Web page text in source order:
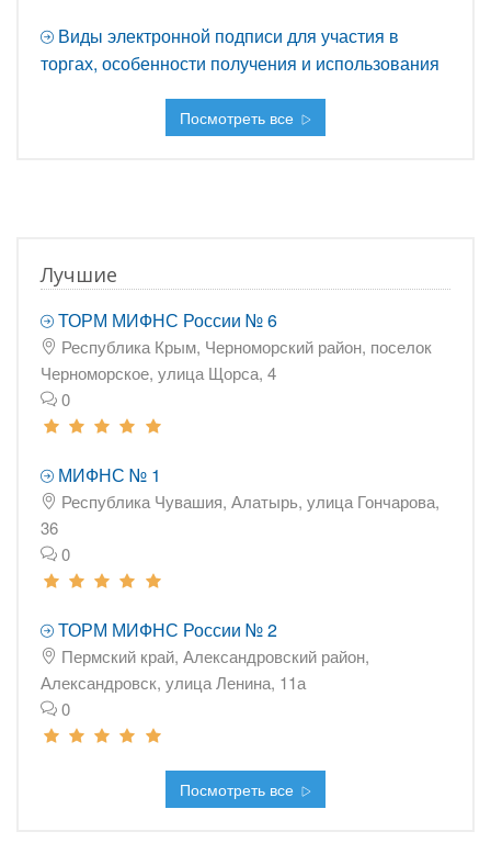
Виды электронной подписи для участия в
торгах, особенности получения и использования
Посмотреть все
Лучшие
ТОРМ МИФНС России № 6
Республика Крым, Черноморский район, поселок
Черноморское, улица Щорса, 4
0
МИФНС № 1
Республика Чувашия, Алатырь, улица Гончарова,
36
0
ТОРМ МИФНС России № 2
Пермский край, Александровский район,
Александровск, улица Ленина, 11а
0
Посмотреть все